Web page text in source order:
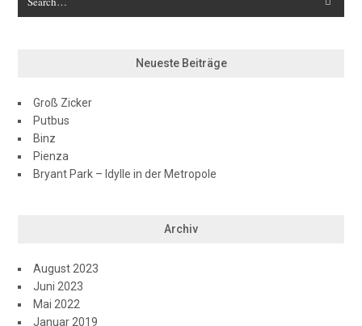
Neueste Beiträge
Groß Zicker
Putbus
Binz
Pienza
Bryant Park – Idylle in der Metropole
Archiv
August 2023
Juni 2023
Mai 2022
Januar 2019